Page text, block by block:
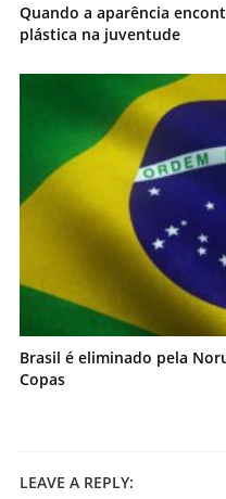
Quando a aparência
plástica na juventude
Brasil é eliminado pela
Copas
LEAVE A REPLY: